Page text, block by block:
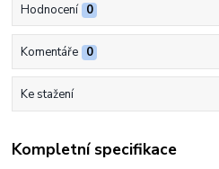
Hodnocení 0
Komentáře 0
Ke stažení
Kompletní specifikace